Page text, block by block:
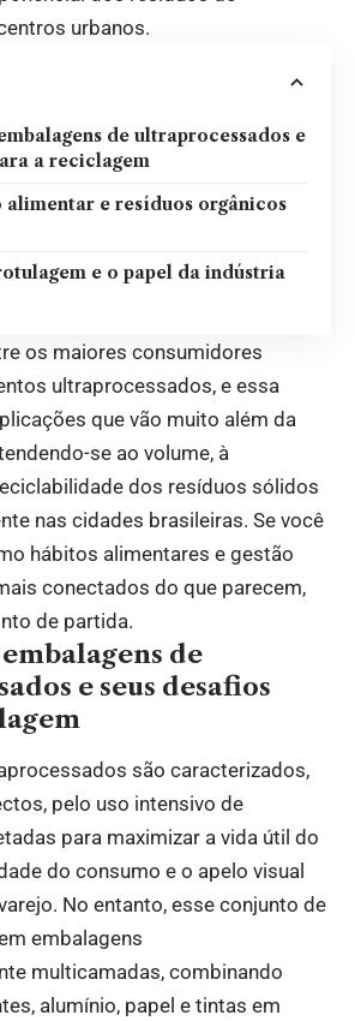
urbanos.
de ultraprocessados e
a reciclagem
e resíduos orgânicos
e o papel da indústria
os maiores consumidores
ultraprocessados, e essa
que vão muito além da
se ao volume, à
dos resíduos sólidos
nas cidades brasileiras. Se você
hábitos alimentares e gestão
conectados do que parecem,
de partida.
de
e seus desafios
são caracterizados,
pelo uso intensivo de
para maximizar a vida útil do
do consumo e o apelo visual
No entanto, esse conjunto de
embalagens
multicamadas, combinando
alumínio, papel e tintas em